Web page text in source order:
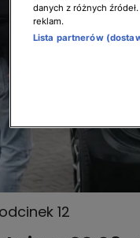
12
danych z różnych
reklam.
Lista partnerów